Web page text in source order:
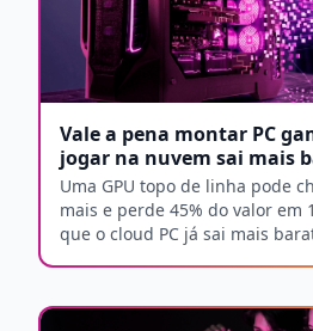
Vale a pena montar PC
jogar na nuvem sai mais
Uma GPU topo de linha pode
mais e perde 45% do valor em
que o cloud PC já sai mais